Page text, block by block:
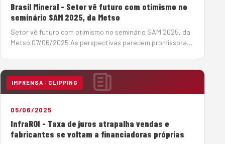
Brasil Mineral - Setor vê futuro com otimismo no
seminário SAM 2025, da Metso
Setor vê futuro com otimismo no seminário SAM 2025, da
Metso 07/06/2025 As perspectivas parecem promissoras,
os investimentos devem somar R$ 1,02 tri…
IMPRENSA · CLIPPING
05/06/2025
InfraROI - Taxa de juros atrapalha vendas e
fabricantes se voltam a financiadoras próprias